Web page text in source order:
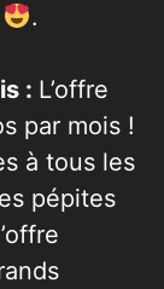
.
: L’offre
par mois !
à tous les
pépites